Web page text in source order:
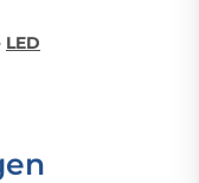
LED